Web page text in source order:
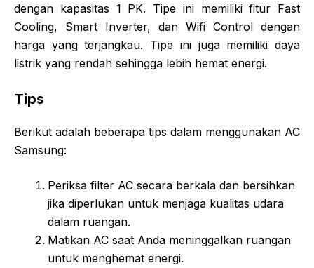
dengan kapasitas 1 PK. Tipe ini memiliki fitur Fast
Cooling, Smart Inverter, dan Wifi Control dengan
harga yang terjangkau. Tipe ini juga memiliki daya
listrik yang rendah sehingga lebih hemat energi.
Tips
Berikut adalah beberapa tips dalam menggunakan AC
Samsung:
Periksa filter AC secara berkala dan bersihkan
jika diperlukan untuk menjaga kualitas udara
dalam ruangan.
Matikan AC saat Anda meninggalkan ruangan
untuk menghemat energi.